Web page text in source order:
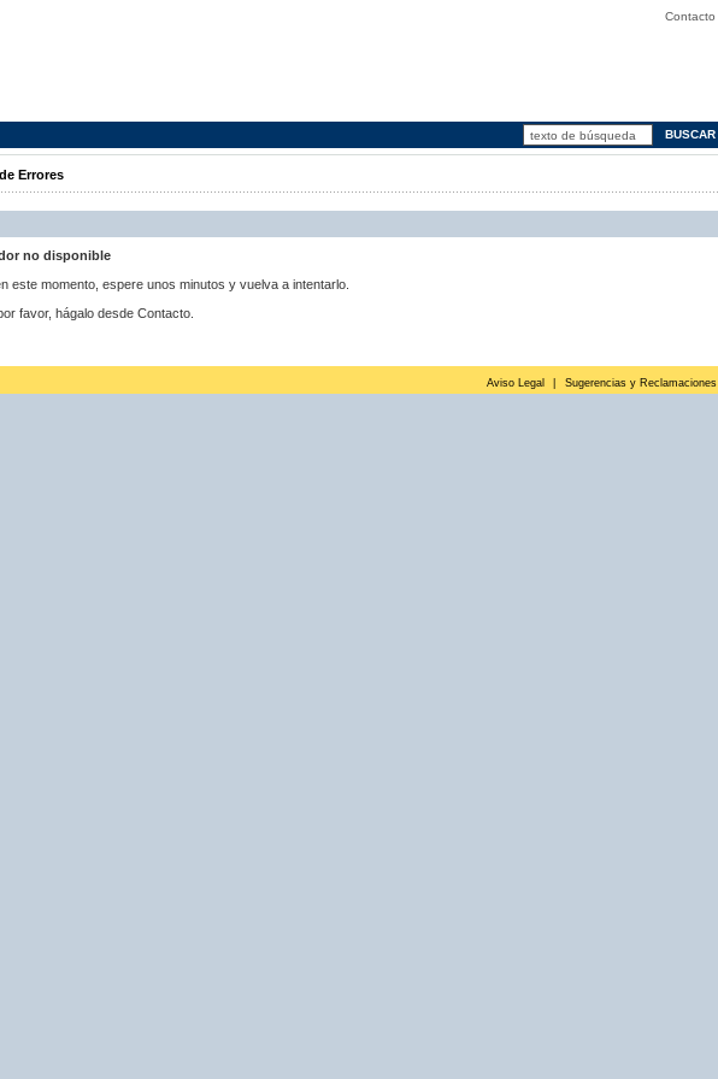
Contacto
Errores
no disponible
este momento, espere unos minutos y vuelva a intentarlo.
favor, hágalo desde Contacto.
Aviso Legal Sugerencias y Reclamaciones